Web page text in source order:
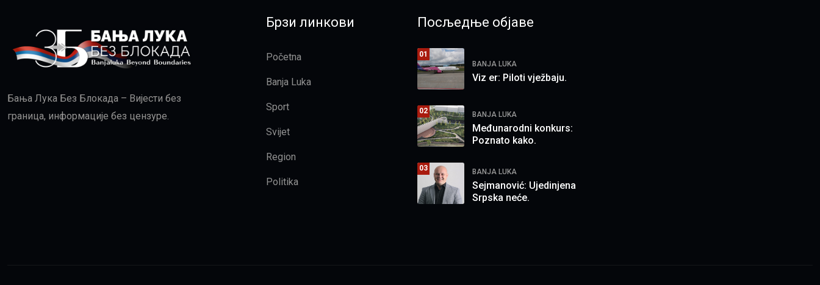
Бања Лука Без Блокада – Вијести без
граница, информације без цензуре.
Брзи линкови
Početna
Banja Luka
Sport
Svijet
Region
Politika
Посљедње објаве
01
BANJA LUKA
Viz er: Piloti vježbaju.
02 BANJA LUKA
Međunarodni konkurs:
Poznato kako.
03 BANJA LUKA
Sejmanović: Ujedinjena
Srpska neće.